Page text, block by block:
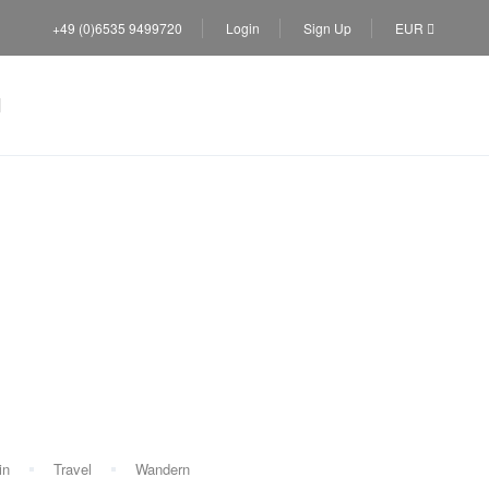
+49 (0)6535 9499720 Login Sign Up EUR
Travel Wandern